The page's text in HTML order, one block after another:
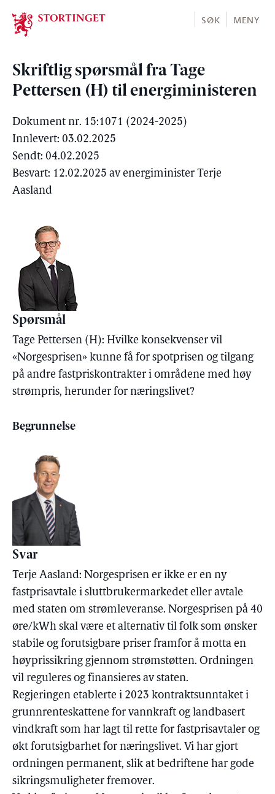
Stortinget.no
SØK MENY
Skriftlig spørsmål fra Tage
Pettersen (H) til energiministeren
Dokument nr. 15:1071 (2024-2025)
Innlevert: 03.02.2025
Sendt: 04.02.2025
Besvart: 12.02.2025 av energiminister Terje
Aasland
Spørsmål
Tage Pettersen (H): Hvilke konsekvenser vil
«Norgesprisen» kunne få for spotprisen og tilgang
på andre fastpriskontrakter i områdene med høy
strømpris, herunder for næringslivet?
Begrunnelse
Svar
Terje Aasland: Norgesprisen er ikke er en ny
fastprisavtale i sluttbrukermarkedet eller avtale
med staten om strømleveranse. Norgesprisen på 40
øre/kWh skal være et alternativ til folk som ønsker
stabile og forutsigbare priser framfor å motta en
høyprissikring gjennom strømstøtten. Ordningen
vil reguleres og finansieres av staten.
Regjeringen etablerte i 2023 kontraktsunntaket i
grunnrenteskattene for vannkraft og landbasert
vindkraft som har lagt til rette for fastprisavtaler og
økt forutsigbarhet for næringslivet. Vi har gjort
ordningen permanent, slik at bedriftene har gode
sikringsmuligheter fremover.